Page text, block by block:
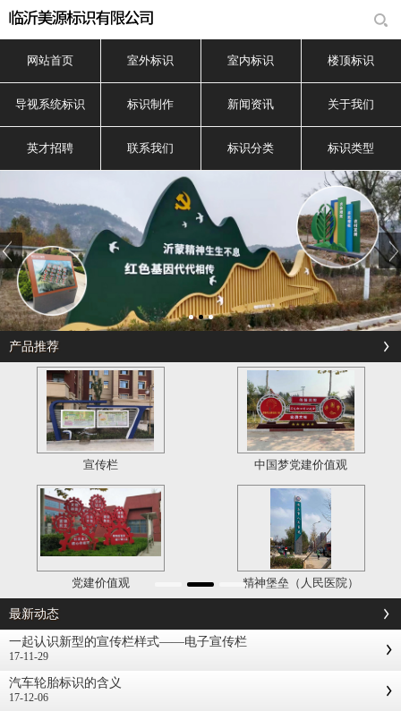
网站首页 室外标识 室内标识 楼顶标识
导视系统标识 标识制作 新闻资讯 关于我们
英才招聘 联系我们 标识分类 标识类型
产品推荐
宣传栏 中国梦党建价值观
党建价值观 精神堡垒（人民医院）
最新动态
一起认识新型的宣传栏样式——电子宣传栏
17-11-29
汽车轮胎标识的含义
17-12-06